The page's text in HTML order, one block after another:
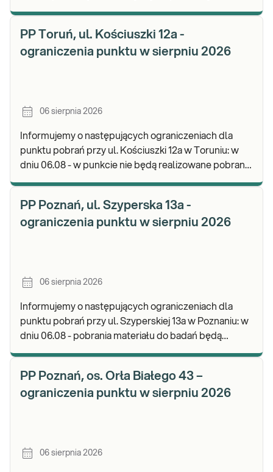
PP Toruń, ul. Kościuszki 12a -
ograniczenia punktu w sierpniu 2026
06 sierpnia 2026
Informujemy o następujących ograniczeniach dla
punktu pobrań przy ul. Kościuszki 12a w Toruniu: w
dniu 06.08 - w punkcie nie będą realizowane pobrania
PP Poznań, ul. Szyperska 13a -
ograniczenia punktu w sierpniu 2026
06 sierpnia 2026
Informujemy o następujących ograniczeniach dla
punktu pobrań przy ul. Szyperskiej 13a w Poznaniu: w
dniu 06.08 - pobrania materiału do badań będą
PP Poznań, os. Orła Białego 43 –
ograniczenia punktu w sierpniu 2026
06 sierpnia 2026